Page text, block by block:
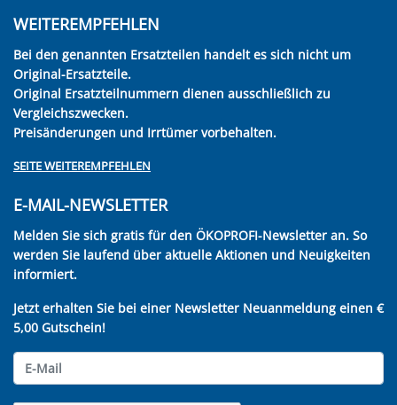
WEITEREMPFEHLEN
Bei den genannten Ersatzteilen handelt es sich nicht um
Original-Ersatzteile.
Original Ersatzteilnummern dienen ausschließlich zu
Vergleichszwecken.
Preisänderungen und Irrtümer vorbehalten.
SEITE WEITEREMPFEHLEN
E-MAIL-NEWSLETTER
Melden Sie sich gratis für den ÖKOPROFI-Newsletter an. So
werden Sie laufend über aktuelle Aktionen und Neuigkeiten
informiert.
Jetzt erhalten Sie bei einer Newsletter Neuanmeldung einen €
5,00 Gutschein!